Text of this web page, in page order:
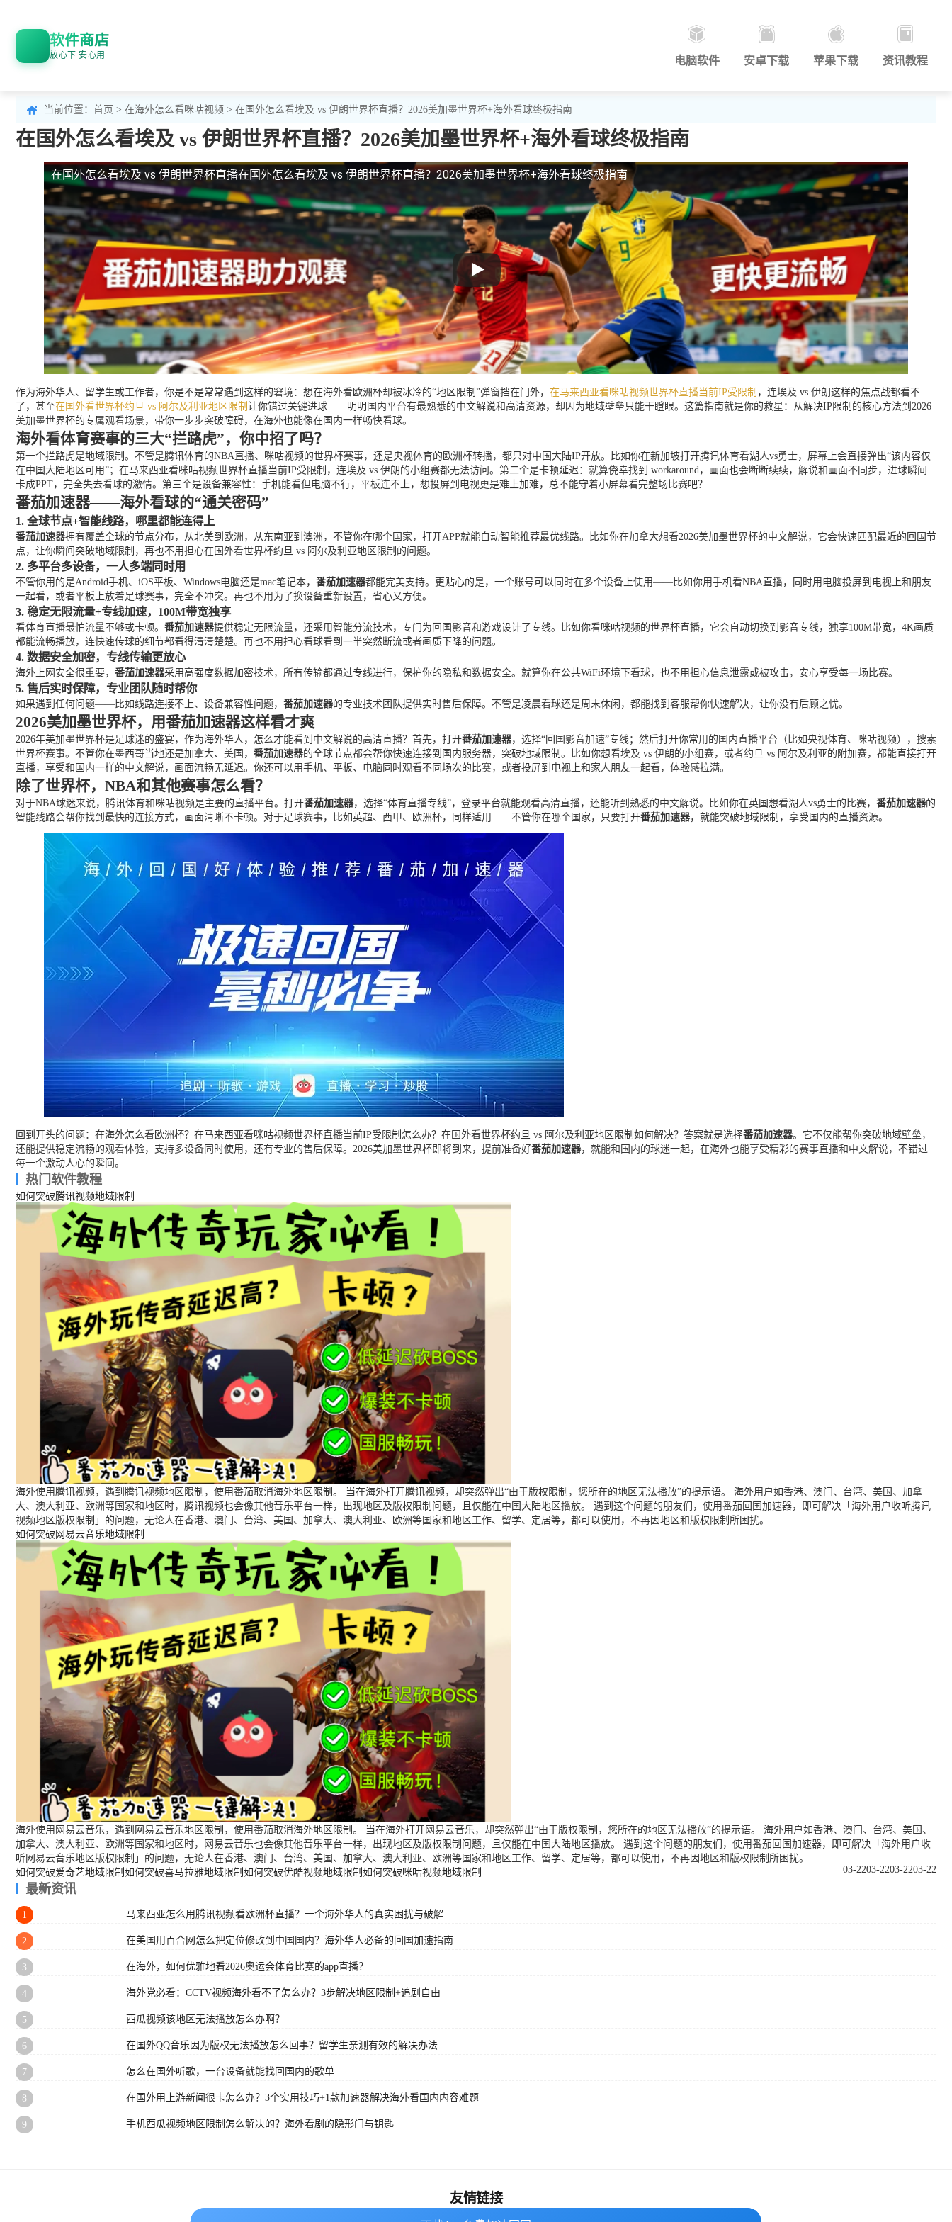
软件商店
放心下 安心用 电脑软件 安卓下载 苹果下载 资讯教程
当前位置： 首页 > 在海外怎么看咪咕视频 > 在国外怎么看埃及 vs 伊朗世界杯直播？2026美加墨世界杯+海外看球终极指南
在国外怎么看埃及 vs 伊朗世界杯直播？2026美加墨世界杯+海外看球终极指南
在国外怎么看埃及 vs 伊朗世界杯直播在国外怎么看埃及 vs 伊朗世界杯直播？2026美加墨世界杯+海外看球终极指南
作为海外华人、留学生或工作者，你是不是常常遇到这样的窘境：想在海外看欧洲杯却被冰冷的“地区限制”弹窗挡在门外， 在马来西亚看咪咕视频世界杯直播当前IP受限制 ，连埃及 vs 伊朗这样的焦点战都看不
了，甚至在国外看世界杯约旦 vs 阿尔及利亚地区限制 让你错过关键进球——明明国内平台有最熟悉的中文解说和高清资源，却因为地域壁垒只能干瞪眼。这篇指南就是你的救星：从解决IP限制的核心方法到2026
美加墨世界杯的专属观看场景，带你一步步突破障碍，在海外也能像在国内一样畅快看球。
海外看体育赛事的三大“拦路虎”，你中招了吗？
第一个拦路虎是地域限制。不管是腾讯体育的NBA直播、咪咕视频的世界杯赛事，还是央视体育的欧洲杯转播，都只对中国大陆IP开放。比如你在新加坡打开腾讯体育看湖人vs勇士，屏幕上会直接弹出“该内容仅
在中国大陆地区可用”；在马来西亚看咪咕视频世界杯直播当前IP受限制，连埃及 vs 伊朗的小组赛都无法访问。第二个是卡顿延迟：就算侥幸找到 workaround，画面也会断断续续，解说和画面不同步，进球瞬间
卡成PPT，完全失去看球的激情。第三个是设备兼容性：手机能看但电脑不行，平板连不上，想投屏到电视更是难上加难，总不能守着小屏幕看完整场比赛吧？
番茄加速器——海外看球的“通关密码”
1. 全球节点+智能线路，哪里都能连得上
番茄加速器拥有覆盖全球的节点分布，从北美到欧洲，从东南亚到澳洲，不管你在哪个国家，打开APP就能自动智能推荐最优线路。比如你在加拿大想看2026美加墨世界杯的中文解说，它会快速匹配最近的回国节
点，让你瞬间突破地域限制，再也不用担心在国外看世界杯约旦 vs 阿尔及利亚地区限制的问题。
2. 多平台多设备，一人多端同时用
不管你用的是Android手机、iOS平板、Windows电脑还是mac笔记本， 番茄加速器都能完美支持。更贴心的是，一个账号可以同时在多个设备上使用——比如你用手机看NBA直播，同时用电脑投屏到电视上和朋友
一起看，或者平板上放着足球赛事，完全不冲突。再也不用为了换设备重新设置，省心又方便。
3. 稳定无限流量+专线加速，100M带宽独享
看体育直播最怕流量不够或卡顿。 番茄加速器提供稳定无限流量，还采用智能分流技术，专门为回国影音和游戏设计了专线。比如你看咪咕视频的世界杯直播，它会自动切换到影音专线，独享100M带宽，4K画质
都能流畅播放，连快速传球的细节都看得清清楚楚。再也不用担心看球看到一半突然断流或者画质下降的问题。
4. 数据安全加密，专线传输更放心
海外上网安全很重要， 番茄加速器采用高强度数据加密技术，所有传输都通过专线进行，保护你的隐私和数据安全。就算你在公共WiFi环境下看球，也不用担心信息泄露或被攻击，安心享受每一场比赛。
5. 售后实时保障，专业团队随时帮你
如果遇到任何问题——比如线路连接不上、设备兼容性问题， 番茄加速器的专业技术团队提供实时售后保障。不管是凌晨看球还是周末休闲，都能找到客服帮你快速解决，让你没有后顾之忧。
2026美加墨世界杯，用番茄加速器这样看才爽
2026年美加墨世界杯是足球迷的盛宴，作为海外华人，怎么才能看到中文解说的高清直播？首先，打开番茄加速器，选择“回国影音加速”专线；然后打开你常用的国内直播平台（比如央视体育、咪咕视频），搜索
世界杯赛事。不管你在墨西哥当地还是加拿大、美国， 番茄加速器的全球节点都会帮你快速连接到国内服务器，突破地域限制。比如你想看埃及 vs 伊朗的小组赛，或者约旦 vs 阿尔及利亚的附加赛，都能直接打开
直播，享受和国内一样的中文解说，画面流畅无延迟。你还可以用手机、平板、电脑同时观看不同场次的比赛，或者投屏到电视上和家人朋友一起看，体验感拉满。
除了世界杯，NBA和其他赛事怎么看？
对于NBA球迷来说，腾讯体育和咪咕视频是主要的直播平台。打开番茄加速器，选择“体育直播专线”，登录平台就能观看高清直播，还能听到熟悉的中文解说。比如你在英国想看湖人vs勇士的比赛， 番茄加速器的
智能线路会帮你找到最快的连接方式，画面清晰不卡顿。对于足球赛事，比如英超、西甲、欧洲杯，同样适用——不管你在哪个国家，只要打开番茄加速器，就能突破地域限制，享受国内的直播资源。
回到开头的问题：在海外怎么看欧洲杯？在马来西亚看咪咕视频世界杯直播当前IP受限制怎么办？在国外看世界杯约旦 vs 阿尔及利亚地区限制如何解决？答案就是选择番茄加速器。它不仅能帮你突破地域壁垒，
还能提供稳定流畅的观看体验，支持多设备同时使用，还有专业的售后保障。2026美加墨世界杯即将到来，提前准备好番茄加速器，就能和国内的球迷一起，在海外也能享受精彩的赛事直播和中文解说，不错过
每一个激动人心的瞬间。
热门软件教程
如何突破腾讯视频地域限制
海外使用腾讯视频，遇到腾讯视频地区限制，使用番茄取消海外地区限制。 当在海外打开腾讯视频，却突然弹出“由于版权限制，您所在的地区无法播放”的提示语。 海外用户如香港、澳门、台湾、美国、加拿
大、澳大利亚、欧洲等国家和地区时，腾讯视频也会像其他音乐平台一样，出现地区及版权限制问题，且仅能在中国大陆地区播放。 遇到这个问题的朋友们，使用番茄回国加速器，即可解决「海外用户收听腾讯
视频地区版权限制」的问题，无论人在香港、澳门、台湾、美国、加拿大、澳大利亚、欧洲等国家和地区工作、留学、定居等，都可以使用，不再因地区和版权限制所困扰。
如何突破网易云音乐地域限制
海外使用网易云音乐，遇到网易云音乐地区限制，使用番茄取消海外地区限制。 当在海外打开网易云音乐，却突然弹出“由于版权限制，您所在的地区无法播放”的提示语。 海外用户如香港、澳门、台湾、美国、
加拿大、澳大利亚、欧洲等国家和地区时，网易云音乐也会像其他音乐平台一样，出现地区及版权限制问题，且仅能在中国大陆地区播放。 遇到这个问题的朋友们，使用番茄回国加速器，即可解决「海外用户收
听网易云音乐地区版权限制」的问题，无论人在香港、澳门、台湾、美国、加拿大、澳大利亚、欧洲等国家和地区工作、留学、定居等，都可以使用，不再因地区和版权限制所困扰。
如何突破爱奇艺地域限制
03-22
如何突破喜马拉雅地域限制 03-22
如何突破优酷视频地域限制 03-22
如何突破咪咕视频地域限制 03-22
最新资讯
1 马来西亚怎么用腾讯视频看欧洲杯直播？一个海外华人的真实困扰与破解
2 在美国用百合网怎么把定位修改到中国国内？海外华人必备的回国加速指南
3 在海外，如何优雅地看2026奥运会体育比赛的app直播？
4 海外党必看：CCTV视频海外看不了怎么办？3步解决地区限制+追剧自由
5 西瓜视频该地区无法播放怎么办啊？
6 在国外QQ音乐因为版权无法播放怎么回事？留学生亲测有效的解决办法
7 怎么在国外听歌，一台设备就能找回国内的歌单
8 在国外用上游新闻很卡怎么办？3个实用技巧+1款加速器解决海外看国内内容难题
9 手机西瓜视频地区限制怎么解决的？海外看剧的隐形门与钥匙
友情链接